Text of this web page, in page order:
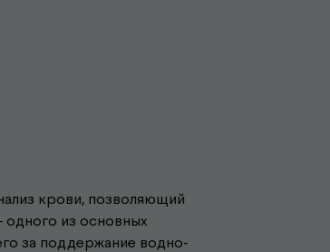
крови, позволяющий
из основных
за поддержание водно-